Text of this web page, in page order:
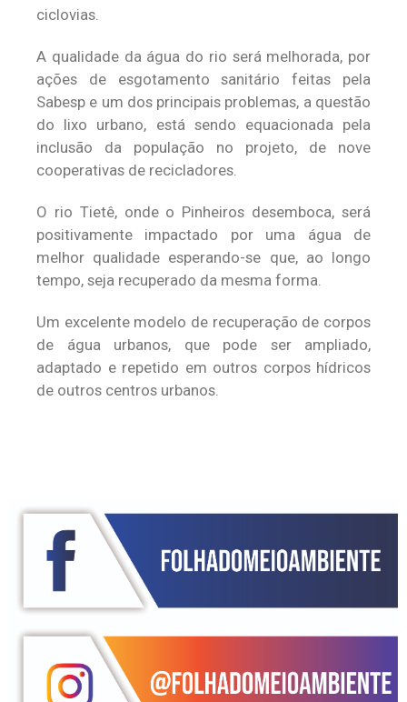
ciclovias.
A qualidade da água do rio será melhorada, por
ações de esgotamento sanitário feitas pela
Sabesp e um dos principais problemas, a questão
do lixo urbano, está sendo equacionada pela
inclusão da população no projeto, de nove
cooperativas de recicladores.
O rio Tietê, onde o Pinheiros desemboca, será
positivamente impactado por uma água de
melhor qualidade esperando-se que, ao longo
tempo, seja recuperado da mesma forma.
Um excelente modelo de recuperação de corpos
de água urbanos, que pode ser ampliado,
adaptado e repetido em outros corpos hídricos
de outros centros urbanos.